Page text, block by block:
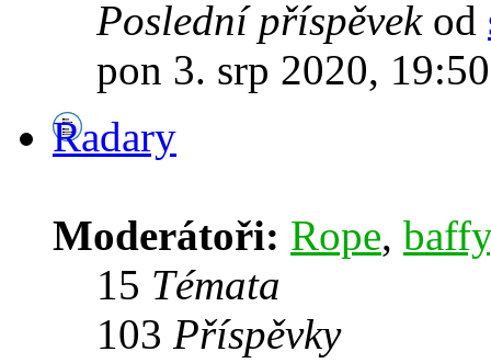
Poslední příspěvekod
pon 3. srp 2020, 19:50
Radary
Moderátoři: Rope, baffy
15 Témata
103 Příspěvky